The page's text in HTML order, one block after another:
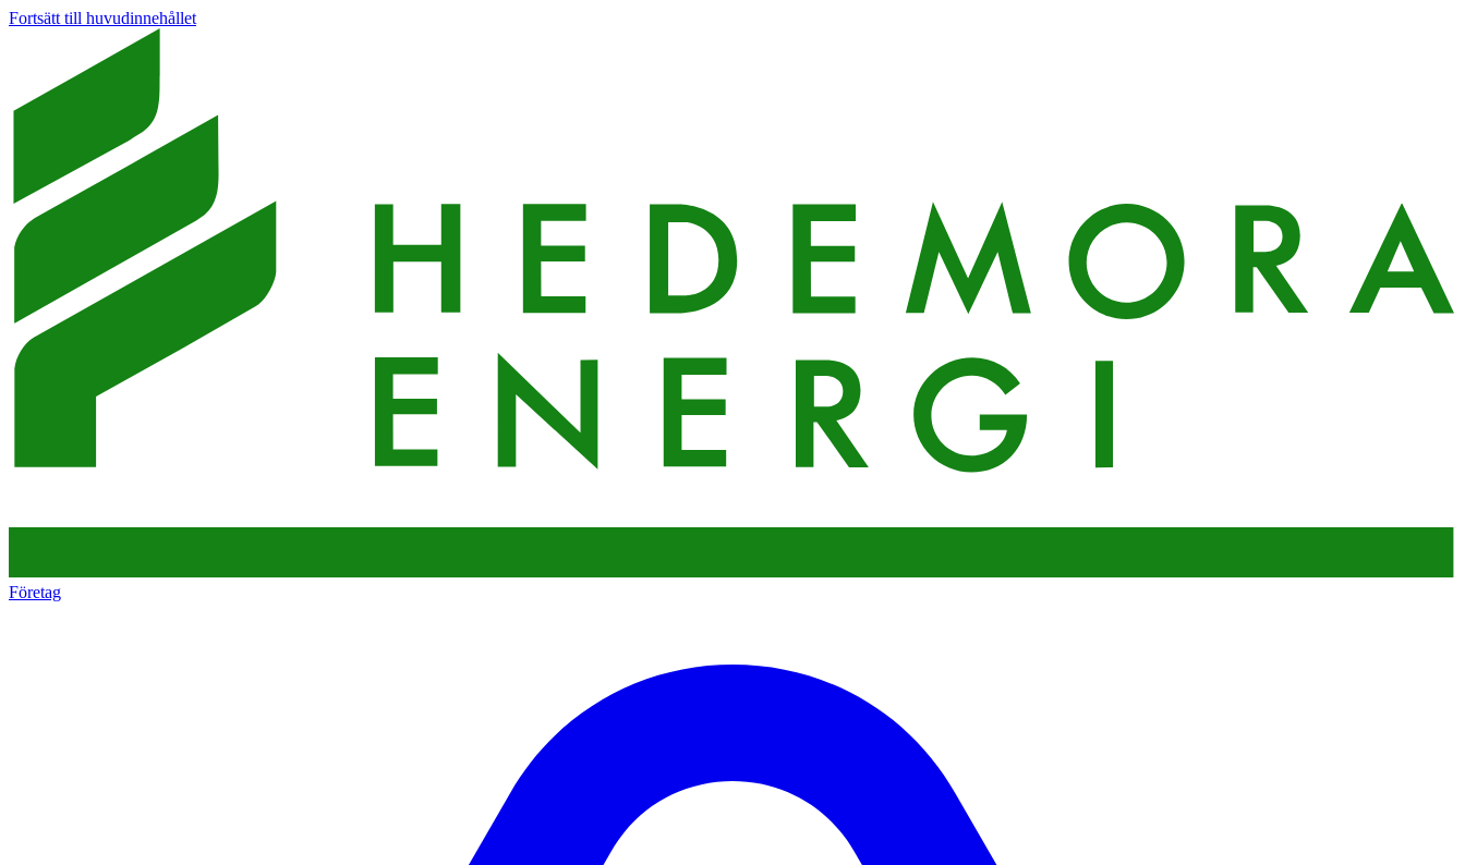
Fortsätt till huvudinnehållet
Företag